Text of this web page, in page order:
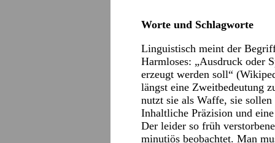
Worte und Schlagworte
Linguistisch meint der
Harmloses: „Ausdruck oder
erzeugt werden soll“
längst eine Zweitbedeutung
nutzt sie als Waffe, sie
Inhaltliche Präzision und
Der leider so früh
minutiös beobachtet. Man